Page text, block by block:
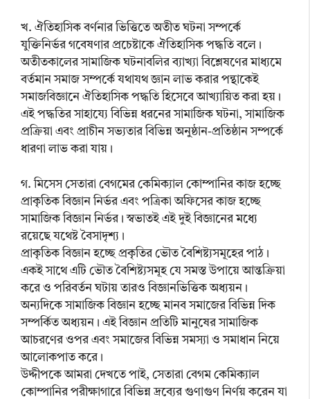
খ. ঐতিহাসিক বর্ণনার ভিত্তিতে অতীত ঘটনা সম্পর্কে
যুক্তিনির্ভর গবেষণার প্রচেষ্টাকে ঐতিহাসিক পদ্ধতি বলে।
অতীতকালের সামাজিক ঘটনাবলির ব্যাখ্যা বিশ্লেষণের মাধ্যমে
বর্তমান সমাজ সম্পর্কে যথাযথ জ্ঞান লাভ করার পন্থাকেই
সমাজবিজ্ঞানে ঐতিহাসিক পদ্ধতি হিসেবে আখ্যায়িত করা হয়।
এই পদ্ধতির সাহায্যে বিভিন্ন ধরনের সামাজিক ঘটনা, সামাজিক
প্রক্রিয়া এবং প্রাচীন সভ্যতার বিভিন্ন অনুষ্ঠান-প্রতিষ্ঠান সম্পর্কে
ধারণা লাভ করা যায়।
গ. মিসেস সেতারা বেগমের কেমিক্যাল কোম্পানির কাজ হচ্ছে
প্রাকৃতিক বিজ্ঞান নির্ভর এবং পত্রিকা অফিসের কাজ হচ্ছে
সামাজিক বিজ্ঞান নির্ভর। স্বভাতই এই দুই বিজ্ঞানের মধ্যে
রয়েছে যথেষ্ট বৈসাদৃশ্য।
প্রাকৃতিক বিজ্ঞান হচ্ছে প্রকৃতির ভৌত বৈশিষ্ট্যসমূহের পাঠ।
একই সাথে এটি ভৌত বৈশিষ্ট্যসমূহ যে সমস্ত উপায়ে আন্তক্রিয়া
করে ও পরিবর্তন ঘটায় তারও বিজ্ঞানভিত্তিক অধ্যয়ন।
অন্যদিকে সামাজিক বিজ্ঞান হচ্ছে মানব সমাজের বিভিন্ন দিক
সম্পর্কিত অধ্যয়ন। এই বিজ্ঞান প্রতিটি মানুষের সামাজিক
আচরণের ওপর এবং সমাজের বিভিন্ন সমস্যা ও সমাধান নিয়ে
আলোকপাত করে।
উদ্দীপকে আমরা দেখতে পাই, সেতারা বেগম কেমিক্যাল
কোম্পানির পরীক্ষাগারে বিভিন্ন দ্রব্যের গুণাগুণ নির্ণয় করেন যা